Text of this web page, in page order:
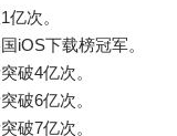
次。
iOS下载榜冠军。
破4亿次。
破6亿次。
破7亿次。